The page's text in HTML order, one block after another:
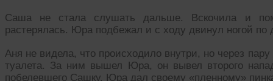
Саша не стала слушать дальше. Вскочила и
растерялась. Юра подбежал и с ходу двинул ногой по
Аня не видела, что происходило внутри, но через
туалета. За ним вышел Юра, он вывел второго
побелевшего Сашку. Юра дал своему «пленному»